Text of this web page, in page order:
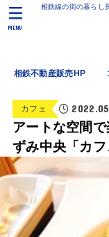
相鉄線の街の暮らし
相鉄不動産販売HP
MENU
カフェ
アートな空間
ずみ中央「カフ